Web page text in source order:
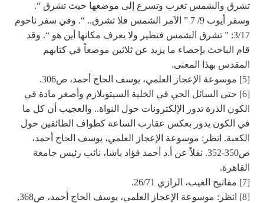
تشرق والشمس تغرب وتسرع إلى موضعها حيث تشرق “.
وسفر أيوب 9/ 7 ” الآمر الشمس فلا تشرق.. “. وفي سفر ناحوم
3/17: ” تشرق الشمس فتطير ولا يعرف مكانها أين هو “. وقد
قام الباحث بإحصاء ما يزيد عن ثلاثين موضعاً في كتابهم
المقدس بهذا المعنى.
[5] موسوعة الإعجاز العلمي، يوسف الحاج أحمد، ص306.
[6] حتى السائل الحي في الخلية السيتوبلازم وأصغر مادة في
الكون الذرة تدور الإلكترونات حول النواة.. والعجيب أن كل ما
في الكون يدور بعكس عقارب الساعة كطواف الطائفين حول
الكعبة. انظر: موسوعة الإعجاز العلمي، يوسف الحاج أحمد،
ص350-352. نقلاً عن أ.د أحمد فؤاد باشا، نائب رئيس جامعة
القاهرة.
[7] مفاتيح الغيب، الرازي 26/71.
[8] انظر: موسوعة الإعجاز العلمي، يوسف الحاج أحمد، ص368,